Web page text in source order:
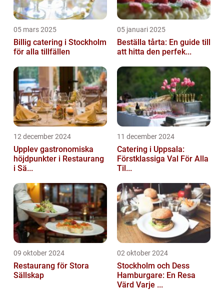
05 mars 2025
Billig catering i Stockholm
för alla tillfällen
05 januari 2025
Beställa tårta: En guide till
att hitta den perfek...
12 december 2024
Upplev gastronomiska
höjdpunkter i Restaurang
i Sä...
11 december 2024
Catering i Uppsala:
Förstklassiga Val För Alla
Til...
09 oktober 2024
Restaurang för Stora
Sällskap
02 oktober 2024
Stockholm och Dess
Hamburgare: En Resa
Värd Varje ...